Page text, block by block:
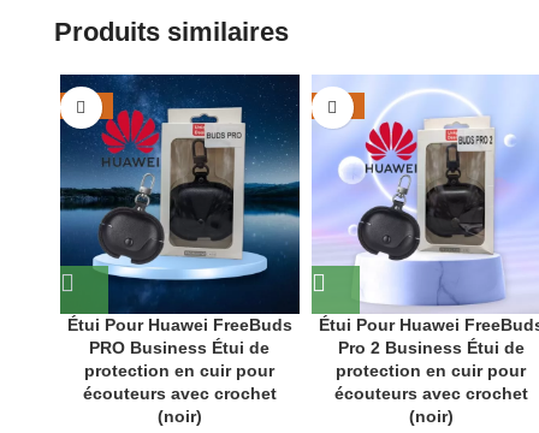
Produits similaires
-29%
Étui Pour Huawei FreeBuds
PRO Business Étui de
protection en cuir pour
écouteurs avec crochet
(noir)
-29%
Étui Pour Huawei
Pro 2 Business Étui de
protection en cuir pour
écouteurs avec crochet
(noir)